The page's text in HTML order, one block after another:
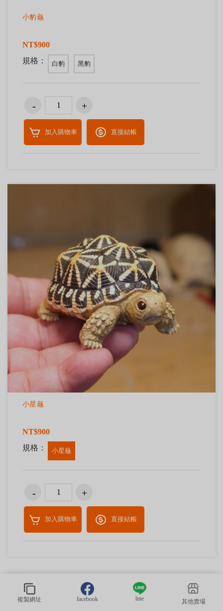
複製網址 facebook line 其他賣場
小豹龜
NT$900
規格：
白豹 黑豹
加入購物車 直接結帳
小星龜
NT$900
規格：
小星龜
加入購物車 直接結帳